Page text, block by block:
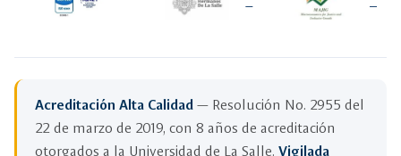
Acreditación Alta Calidad — Resolución No. 2955 del
22 de marzo de 2019, con 8 años de acreditación
otorgados a la Universidad de La Salle. Vigilada